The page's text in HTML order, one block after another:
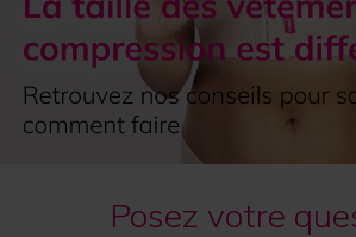
Posez votre